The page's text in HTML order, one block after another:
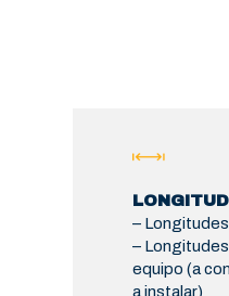
–
–
equipo (a
a instalar)